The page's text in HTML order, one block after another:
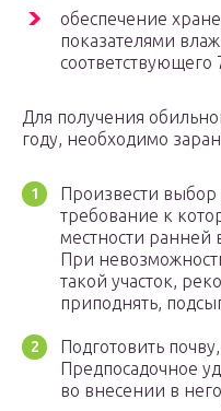
обеспечение
показателями
соответствующего
Для получения
году, необходимо
Произвести выбор
требование к
местности ранней
При
такой участок,
приподнять,
Подготовить
Предпосадочное
во внесении в